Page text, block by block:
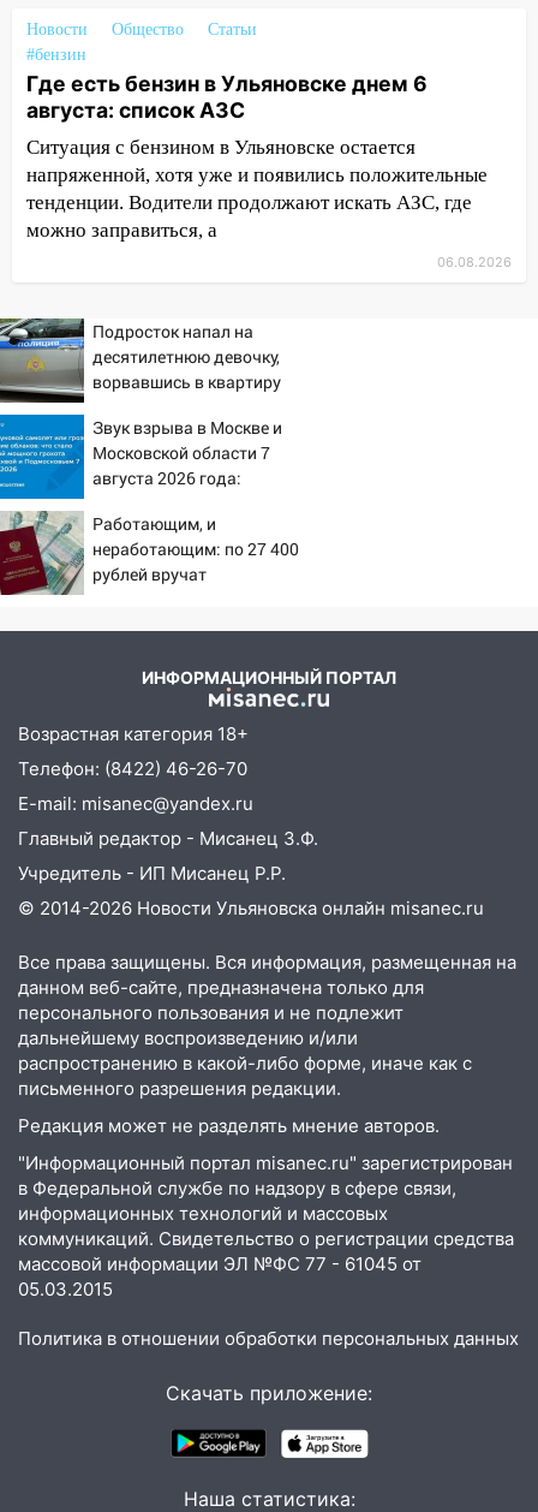
10:40
В Ульяновске спасатели ночью
нашли потерявшегося в заброшенных
садах 79-летнего мужчину
10:26 На нескольких улицах Ульяновска
временно отключили холодную воду
10:14 В Ульяновске двоих участников
коррупционной схемы при ЦГКБ
отправили в колонию на 7 и 8 лет
областью
09:41
Диана Шурыгина уверовала в
Бога в СИЗО
09:35
В Ульяновске директора фирмы
будут судить за неуплату налогов на 48
млн рублей
08:22
Подросток на питбайке сбил
велосипедистку: пострадали двое
Под Ульяновском при развороте
пострадал 38-летний водитель
иномарки
05:00
«Каждая пятая женщина и каждый
второй мужчина в мире сталкиваются с
алопецией»: врач рассказал, чем может
быть вызвано облысение и как с этим
справиться
принесет прилив творческой энергии и
отличные шансы исправить старые
ошибки
06.08.2026
23:20 Прогноз погоды на 7 августа в
Ульяновской области
20:04 Ульяновцев приглашают на забег,
посвящённый Дню воздушного флота
России
19:12
В Ульяновской области
руководителя частной компании
сотрудник
В Ульяновск едут звезды
баскетбола!
Ульяновский областной суд
«УльяновскФармации» за махинации на
Новости Общество
Статьи
#бензин
Где есть бензин в Ульяновске днем 6
августа: список АЗС
Ситуация с бензином в Ульяновске остается
напряженной, хотя уже и появились положительные
тенденции. Водители продолжают искать АЗС, где
можно заправиться, а
06.08.2026
Подросток напал на
десятилетнюю девочку,
ворвавшись в квартиру
Звук взрыва в Москве и
Московской области 7
августа 2026 года:
откуда был громкий
хлопок
Работающим, и
неработающим: по 27 400
рублей вручат
ИНФОРМАЦИОННЫЙ ПОРТАЛ
Возрастная категория 18+
Телефон: (8422) 46-26-70
E-mail: misanec@yandex.ru
Главный редактор - Мисанец З.Ф.
Учредитель - ИП Мисанец Р.Р.
© 2014-2026 Новости Ульяновска онлайн misanec.ru
Все права защищены. Вся информация, размещенная на
данном веб-сайте, предназначена только для
персонального пользования и не подлежит
дальнейшему воспроизведению и/или
распространению в какой-либо форме, иначе как с
письменного разрешения редакции.
Редакция может не разделять мнение авторов.
"Информационный портал misanec.ru" зарегистрирован
в Федеральной службе по надзору в сфере связи,
информационных технологий и массовых
коммуникаций. Свидетельство о регистрации средства
массовой информации ЭЛ №ФС 77 - 61045 от
05.03.2015
Политика в отношении обработки персональных данных
Скачать приложение:
Наша статистика: